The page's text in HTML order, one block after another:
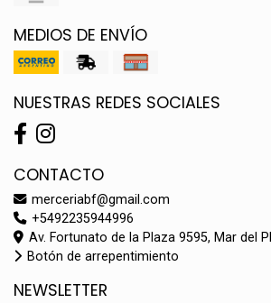
MEDIOS DE ENVÍO
NUESTRAS REDES SOCIALES
CONTACTO
merceriabf@gmail.com
+5492235944996
Av. Fortunato de la Plaza 9595, Mar del
Botón de arrepentimiento
NEWSLETTER